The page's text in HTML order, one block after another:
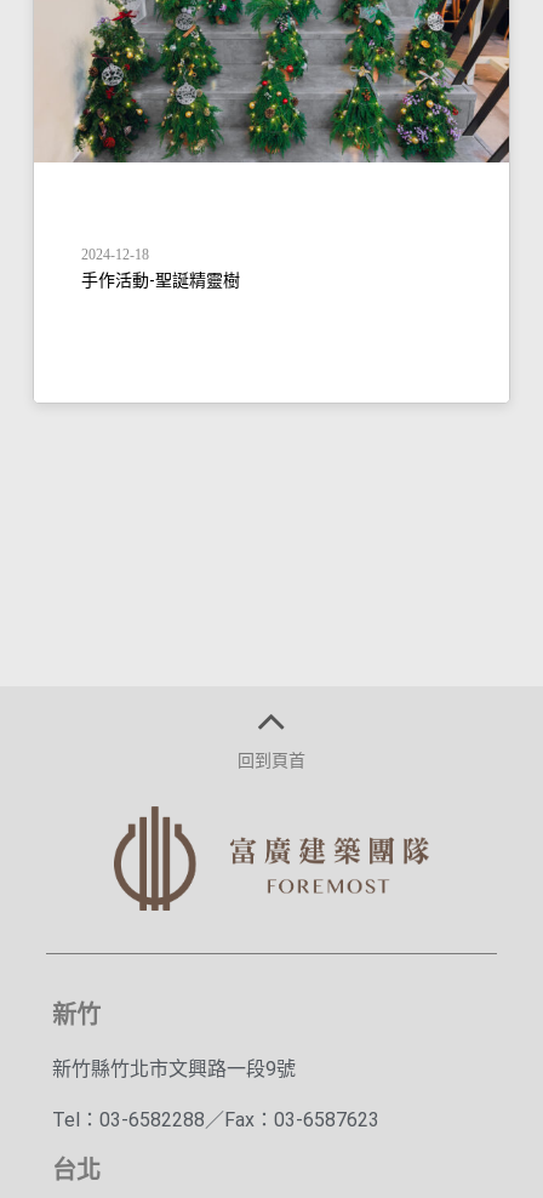
2024-12-18
手作活動-聖誕精靈樹
回到頁首
新竹
新竹縣竹北市文興路一段9號
Tel：03-6582288／Fax：03-6587623
台北